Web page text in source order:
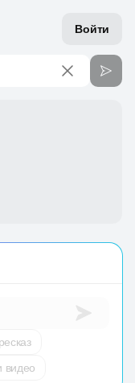
Войти
видео